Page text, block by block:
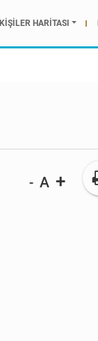
KİŞİLER HARİTASI
- A +